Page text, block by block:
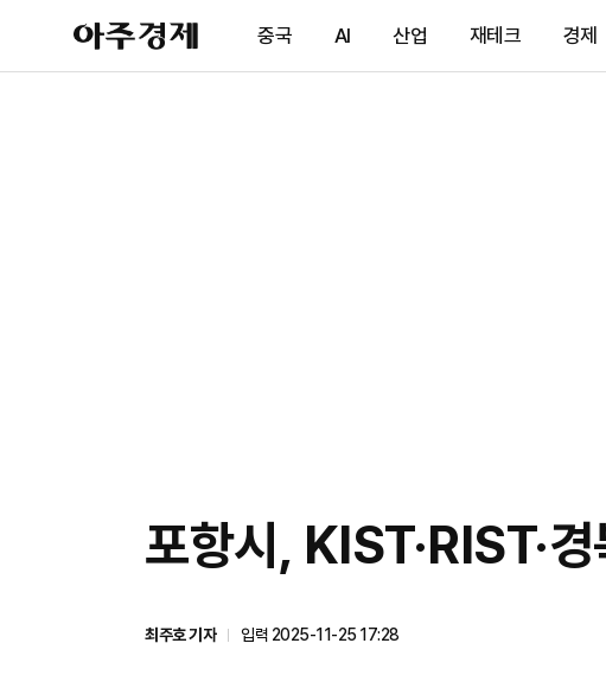
아
주
제
중국 AI 산업 재테크 경제
포항시, KIST·RIST·
최주호 기자
입력 2025-11-25 17:28